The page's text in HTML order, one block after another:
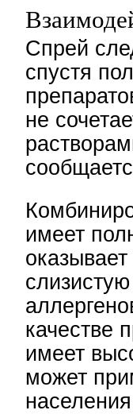
Спрей
спустя
не
имеет
качестве
имеет
может